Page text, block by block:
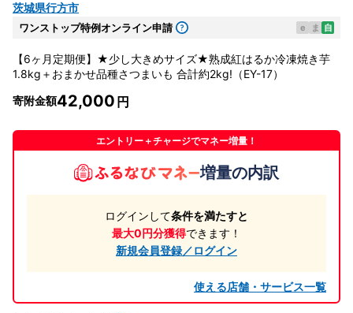
茨城県行方市
ワンストップ特例オンライン申請 e ま 自
【6ヶ月定期便】★少し大きめサイズ★熟成紅はるか冷凍焼き芋
1.8kg＋おまかせ品種さつまいも 合計約2kg!（EY-17）
寄附金額42,000
エントリー＋チャージでマネー増量！
増量の内訳
ログインして条件を満たすと
最大0円分獲得できます！
新規会員登録／ログイン
使える店舗・サービス一覧